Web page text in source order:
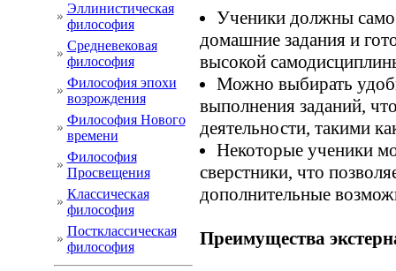
Эллинистическая
философия
Cредневековая
философия
Философия эпохи
возрождения
Философия Нового
времени
Философия
Просвещения
Классическая
философия
Постклассическая
философия
Ученики должны
домашние задания и
высокой
Можно выбирать
выполнения заданий,
деятельности, такими
Некоторые ученики
сверстники, что
дополнительные
Преимущества